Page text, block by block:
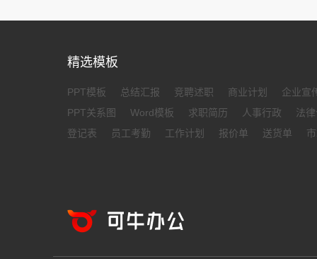
精选模板
PPT模板 总结汇报 竞聘述职 商业计划
企业宣
PPT关系图
Word模板 求职简历 人事行政
法
登记表
员工考勤 工作计划 报价单 送货单